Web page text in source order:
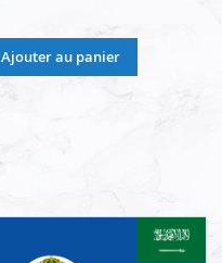
Ajouter au panier